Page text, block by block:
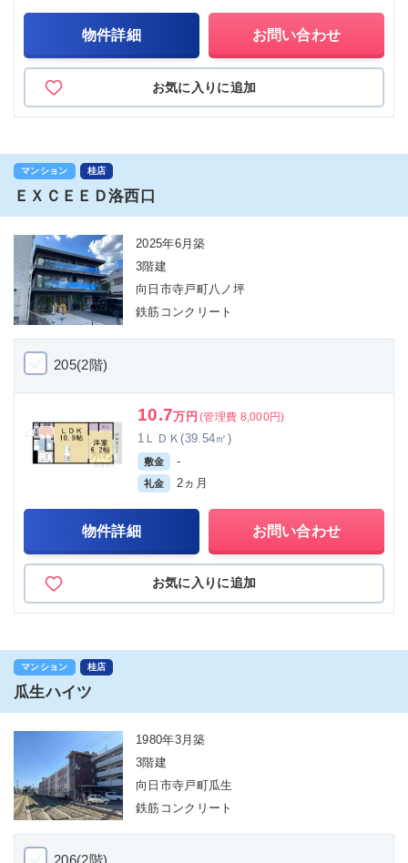
物件詳細 お問い合わせ
お気に入りに追加
マンション 桂店
ＥＸＣＥＥＤ洛西口
2025年6月築
3階建
向日市寺戸町八ノ坪
鉄筋コンクリート
205(2階)
10.7万円 (管理費 8,000円)
1ＬＤＫ(39.54㎡)
敷金 -
礼金 2ヵ月
物件詳細 お問い合わせ
お気に入りに追加
マンション 桂店
瓜生ハイツ
1980年3月築
3階建
向日市寺戸町瓜生
鉄筋コンクリート
206(2階)